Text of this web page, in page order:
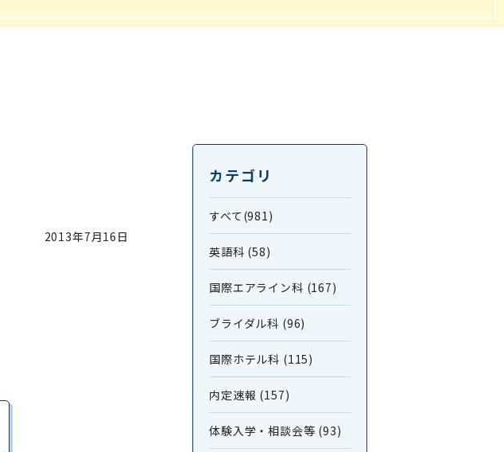
2013年7月16日
カテゴリ
すべて(981)
英語科 (58)
国際エアライン科 (167)
ブライダル科 (96)
国際ホテル科 (115)
内定速報 (157)
体験入学・相談会等 (93)